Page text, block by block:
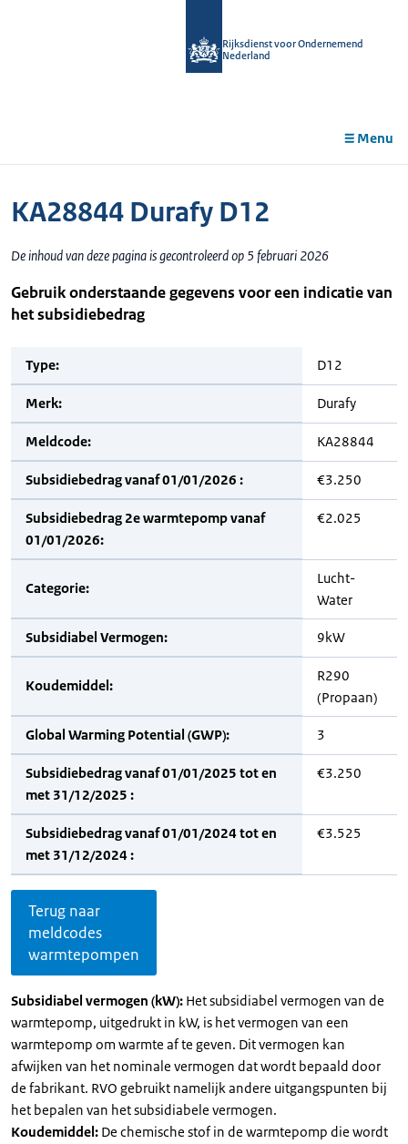
Rijksdienst voor Ondernemend
Nederland
Menu
KA28844 Durafy D12
De inhoud van deze pagina is gecontroleerd op 5 februari 2026
Gebruik onderstaande gegevens voor een indicatie van
het subsidiebedrag
Type: D12
Merk: Durafy
Meldcode: KA28844
Subsidiebedrag vanaf 01/01/2026 : €3.250
Subsidiebedrag 2e warmtepomp vanaf
01/01/2026:
€2.025
Categorie:
Lucht-
Water
Subsidiabel Vermogen: 9kW
Koudemiddel:
R290
(Propaan)
Global Warming Potential (GWP): 3
Subsidiebedrag vanaf 01/01/2025 tot en
met 31/12/2025 :
€3.250
Subsidiebedrag vanaf 01/01/2024 tot en
met 31/12/2024 :
€3.525
Terug naar
meldcodes
warmtepompen
Subsidiabel vermogen (kW): Het subsidiabel vermogen van de
warmtepomp, uitgedrukt in kW, is het vermogen van een
warmtepomp om warmte af te geven. Dit vermogen kan
afwijken van het nominale vermogen dat wordt bepaald door
de fabrikant. RVO gebruikt namelijk andere uitgangspunten bij
het bepalen van het subsidiabele vermogen.
Koudemiddel: De chemische stof in de warmtepomp die wordt